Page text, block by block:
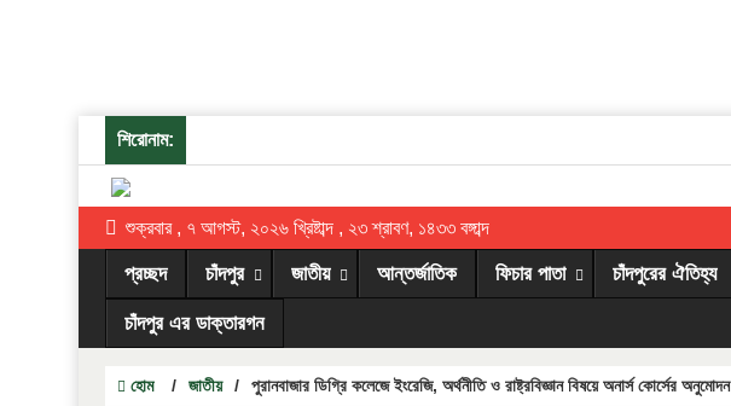
শিরোনাম:
শুক্রবার , ৭ আগস্ট, ২০২৬ খ্রিষ্টাব্দ , ২৩ শ্রাবণ, ১৪৩৩ বঙ্গাব্দ
প্রচ্ছদ চাঁদপুর জাতীয় আন্তর্জাতিক ফিচার পাতা চাঁদপুরের ঐতিহ্য
চাঁদপুর এর ডাক্তারগন
হোম / জাতীয় / পুরানবাজার ডিগ্রি কলেজে ইংরেজি, অর্থনীতি ও রাষ্ট্রবিজ্ঞান বিষয়ে অনার্স কোর্সের অনুমোদন